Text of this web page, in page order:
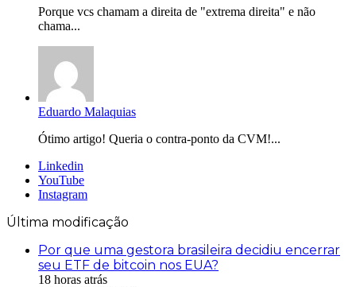
Porque vcs chamam a direita de "extrema direita" e não
chama...
Eduardo Malaquias
Ótimo artigo! Queria o contra-ponto da CVM!...
Linkedin
YouTube
Instagram
Última modificação
Por que uma gestora brasileira decidiu encerrar
seu ETF de bitcoin nos EUA?
18 horas atrás